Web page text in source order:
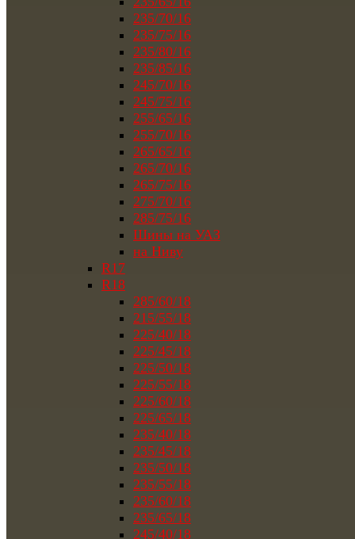
235/70/16
235/75/16
235/80/16
235/85/16
245/70/16
245/75/16
255/65/16
255/70/16
265/65/16
265/70/16
265/75/16
275/70/16
285/75/16
Шины на УАЗ
на Ниву
R17
R18
285/60/18
215/55/18
225/40/18
225/45/18
225/50/18
225/55/18
225/60/18
225/65/18
235/40/18
235/45/18
235/50/18
235/55/18
235/60/18
235/65/18
245/40/18